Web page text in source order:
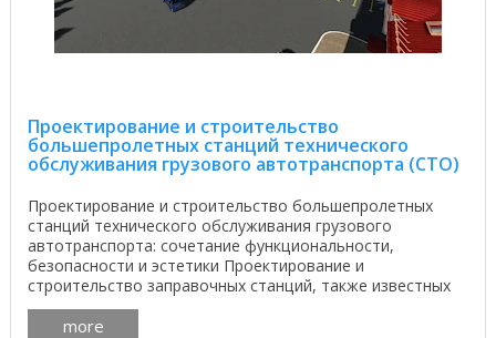
Проектирование и строительство
большепролетных станций технического
обслуживания грузового автотранспорта (СТО)
Проектирование и строительство большепролетных
станций технического обслуживания грузового
автотранспорта: сочетание функциональности,
безопасности и эстетики Проектирование и
строительство заправочных станций, также известных
как автозаправочные ...
more